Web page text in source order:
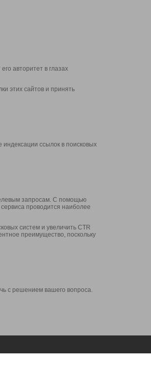
авторитет в глазах
этих сайтов и принять
ссылок в поисковых
запросам. С помощью
проводится наиболее
систем и увеличить CTR
преимущество, поскольку
с решением вашего вопроса.